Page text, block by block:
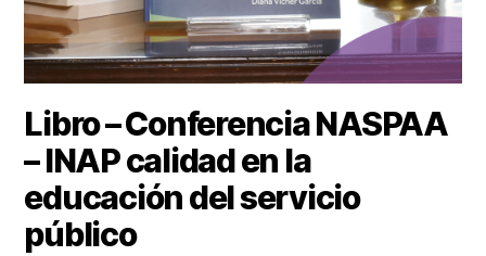
Libro – Conferencia NASPAA
– INAP calidad en la
educación del servicio
público